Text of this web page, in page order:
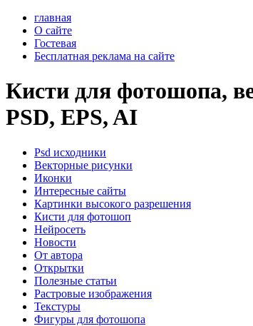
главная
О сайте
Гостевая
Бесплатная реклама на сайте
Кисти для фотошопа,
PSD, EPS, AI
Psd исходники
Векторные рисунки
Иконки
Интересные сайты
Картинки высокого разрешения
Кисти для фотошоп
Нейросеть
Новости
От автора
Открытки
Полезные статьи
Растровые изображения
Текстуры
Фигуры для фотошопа